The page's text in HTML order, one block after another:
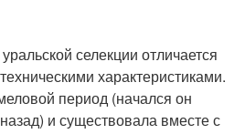
селекции отличается
характеристиками.
период (начался он
и существовала вместе с